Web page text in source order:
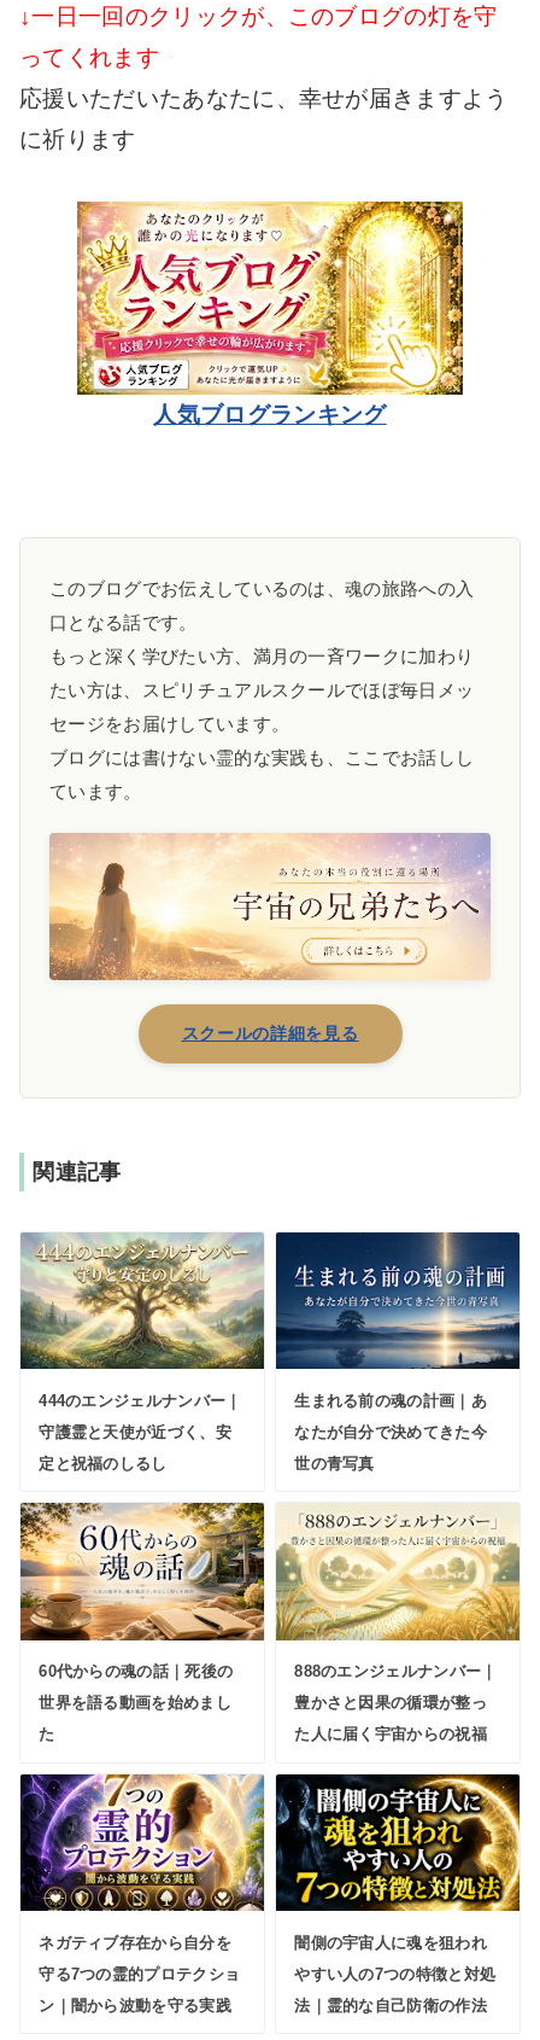
↓一日一回のクリックが、このブログの灯を守
ってくれます
応援いただいたあなたに、幸せが届きますよう
に祈ります
人気ブログランキング
このブログでお伝えしているのは、魂の旅路への入
口となる話です。
もっと深く学びたい方、満月の一斉ワークに加わり
たい方は、スピリチュアルスクールでほぼ毎日メッ
セージをお届けしています。
ブログには書けない霊的な実践も、ここでお話しし
ています。
スクールの詳細を見る
関連記事
444のエンジェルナンバー｜
守護霊と天使が近づく、安
定と祝福のしるし
生まれる前の魂の計画｜あ
なたが自分で決めてきた今
世の青写真
60代からの魂の話｜死後の
世界を語る動画を始めまし
た
888のエンジェルナンバー｜
豊かさと因果の循環が整っ
た人に届く宇宙からの祝福
ネガティブ存在から自分を
守る7つの霊的プロテクショ
ン｜闇から波動を守る実践
闇側の宇宙人に魂を狙われ
やすい人の7つの特徴と対処
法｜霊的な自己防衛の作法